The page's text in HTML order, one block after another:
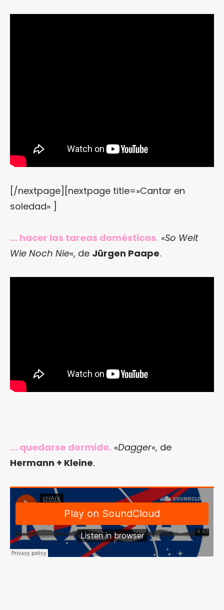
[/nextpage][nextpage title=»Cantar en
soledad» ]
… hacer las tareas domésticas. «So Weit
Wie Noch Nie«, de Jürgen Paape.
… quedarse dormido. «Dagger«, de
Hermann + Kleine.